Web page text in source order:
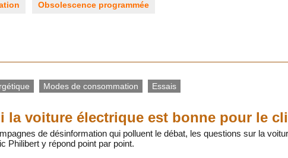
Obsolescence programmée
Modes de consommation Essais
la voiture électrique est bonne pour le
de désinformation qui polluent le débat, les questions sur la
Philibert y répond point par point.